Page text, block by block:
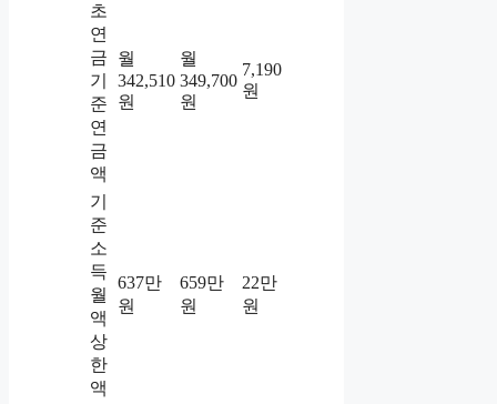
초
연
금
기
준
연
금
액
월
342,510
원
월
349,700
원
7,190
원
기
준
소
득
월
액
상
한
액
637만
원
659만
원
22만
원